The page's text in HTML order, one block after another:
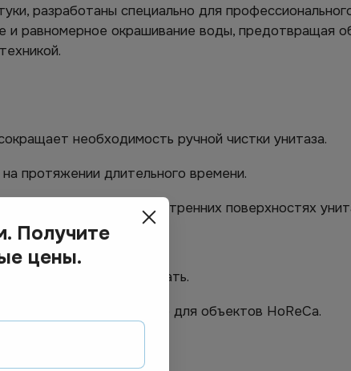
разработаны специально для
равномерное окрашивание воды, предотвращая
необходимость ручной чистки унитаза.
протяжении длительного времени.
и ржавчины на внутренних поверхностях
аромат.
и она начнет действовать.
что критически важно для объектов HoReCa.
Получите
цены.